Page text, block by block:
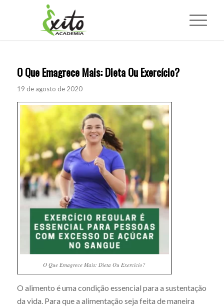
O Que Emagrece Mais: Dieta Ou Exercício?
19 de agosto de 2020
O Que Emagrece Mais: Dieta Ou Exercício?
O alimento é uma condição essencial para a sustentação
da vida. Para que a alimentação seja feita de maneira